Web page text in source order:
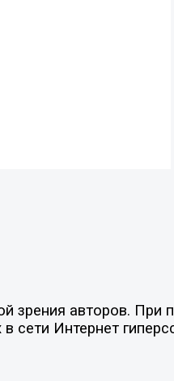
авторов. При
сети Интернет